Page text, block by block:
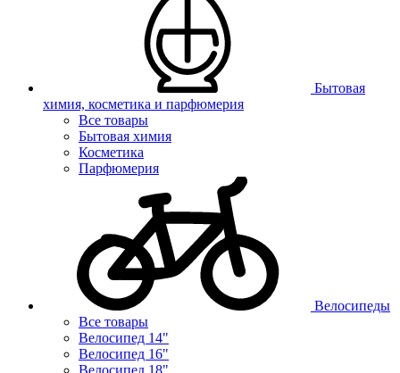
Бытовая
химия, косметика и парфюмерия
Все товары
Бытовая химия
Косметика
Парфюмерия
Велосипеды
Все товары
Велосипед 14"
Велосипед 16"
Велосипед 18"